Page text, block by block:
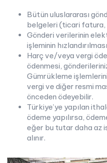
Bütün uluslararası
belgeleri (ticari fatura,
Gönderi verilerinin
işleminin
Harç ve/veya vergi
ödenmesi,
Gümrükleme
vergi ve diğer resmi
önceden ödeyebilir.
Türkiye’ye yapılan
ödeme yapılırsa,
eğer bu tutar daha az
alınır.